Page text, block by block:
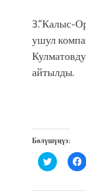
3.“Калыс-
ушул
айтылды.
Бөлүшүңүз:
Нажмите,
чтобы